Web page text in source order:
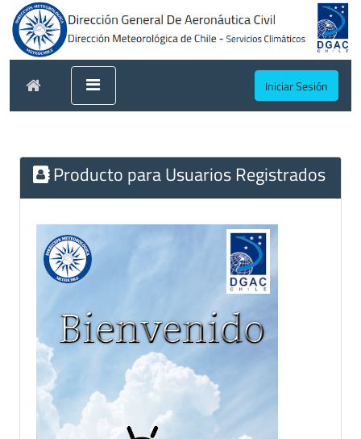
Iniciar Sesión
Producto para Usuarios Registrados